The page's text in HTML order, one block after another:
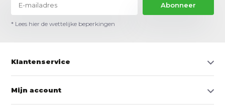
Abonneer
* Lees hier de wettelijke beperkingen
Klantenservice
Mijn account